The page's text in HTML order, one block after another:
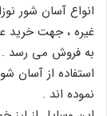
غیره ، جهت خرید
به فروش می رسد .
استفاده از آسان
نموده اند .